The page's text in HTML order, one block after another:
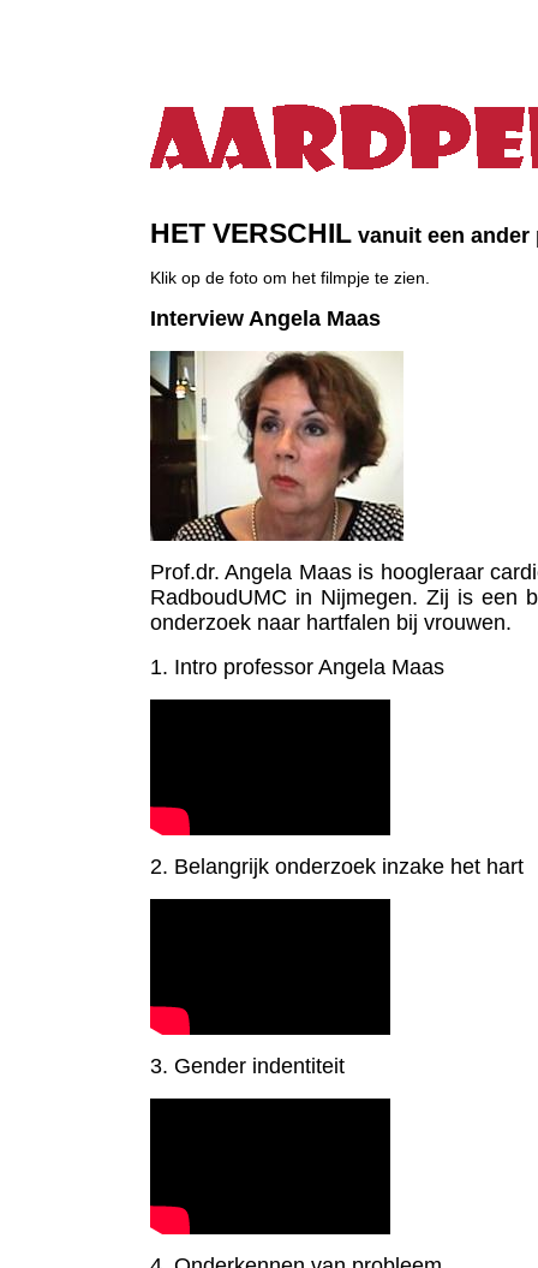
HET VERSCHIL vanuit een ander
Klik op de foto om het filmpje te zien.
Interview Angela Maas
Prof.dr. Angela Maas is hoogleraar
RadboudUMC in Nijmegen. Zij is een
onderzoek naar hartfalen bij vrouwen.
1. Intro professor Angela Maas
2. Belangrijk onderzoek inzake het hart
3. Gender indentiteit